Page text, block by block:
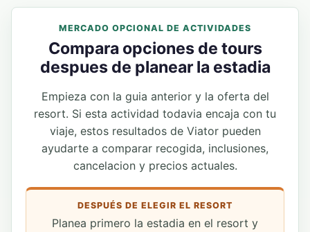
MERCADO OPCIONAL DE ACTIVIDADES
Compara opciones de tours
despues de planear la estadia
Empieza con la guia anterior y la oferta del
resort. Si esta actividad todavia encaja con tu
viaje, estos resultados de Viator pueden
ayudarte a comparar recogida, inclusiones,
cancelacion y precios actuales.
DESPUÉS DE ELEGIR EL RESORT
Planea primero la estadia en el resort y